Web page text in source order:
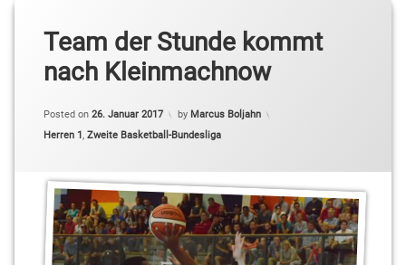
Team der Stunde kommt
nach Kleinmachnow
Posted on 26. Januar 2017 by Marcus Boljahn
Categories:
Herren 1, Zweite Basketball-Bundesliga